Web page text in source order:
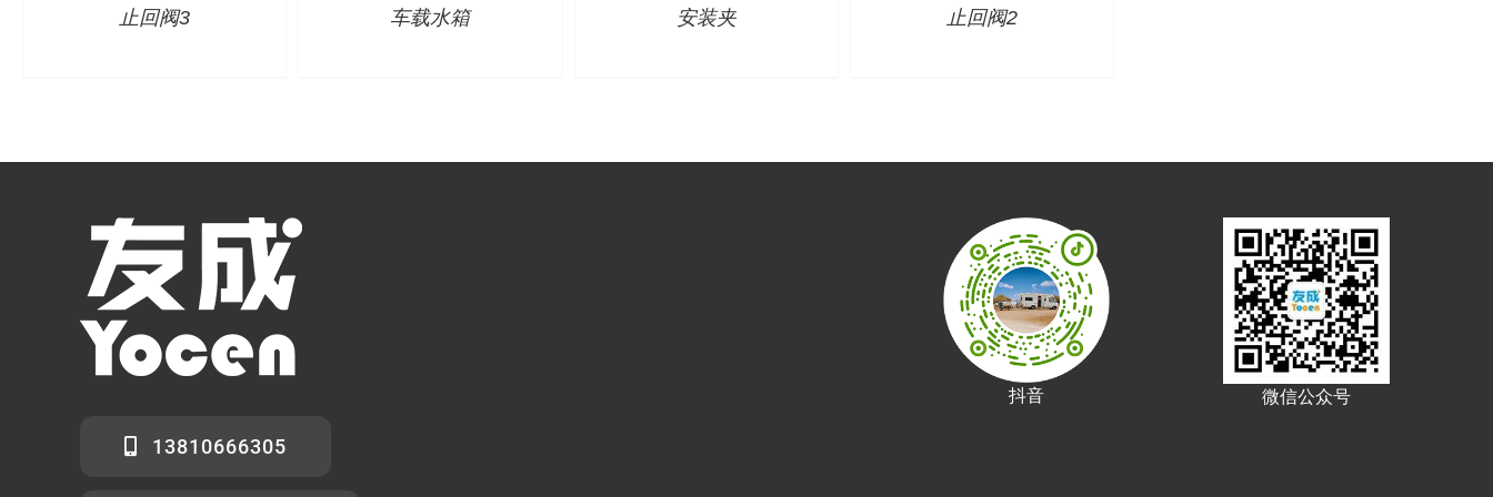
止回阀3 车载水箱 安装夹 止回阀2
13810666305
抖音 微信公众号